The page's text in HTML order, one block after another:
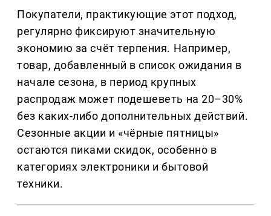
Покупатели, практикующие этот подход,
регулярно фиксируют значительную
экономию за счёт терпения. Например,
товар, добавленный в список ожидания в
начале сезона, в период крупных
распродаж может подешеветь на 20–30%
без каких-либо дополнительных действий.
Сезонные акции и «чёрные пятницы»
остаются пиками скидок, особенно в
категориях электроники и бытовой
техники.